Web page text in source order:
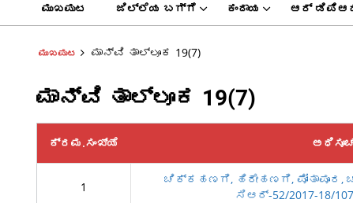
ಮುಖಪುಟ ಜಿಲ್ಲೆಯ ಬಗ್ಗೆ ಕಂದಾಯ ಆರ್
ಮುಖಪುಟ ಮಾನ್ವಿ ತಾಲ್ಲೂಕ 19(7)
ಮಾನ್ವಿ ತಾಲ್ಲೂಕ 19(7)
ಕ್ರಮ.ಸಂಖ್ಯೆ
1
ಚಿಕ್ಕಹಣಗಿ, ಹಿರೇಹಣಗಿ, ಪೋತಾಪೂರ,
ಸಿಆರ್-52/2017-18/107